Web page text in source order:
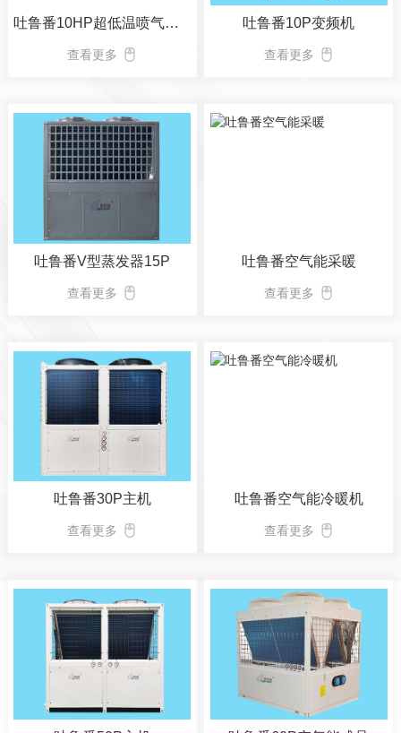
吐鲁番10HP超低温喷气增焓空气能热泵机组
查看更多
吐鲁番10P变频机
查看更多
吐鲁番V型蒸发器15P
查看更多
吐鲁番空气能采暖
查看更多
吐鲁番30P主机
查看更多
吐鲁番空气能冷暖机
查看更多